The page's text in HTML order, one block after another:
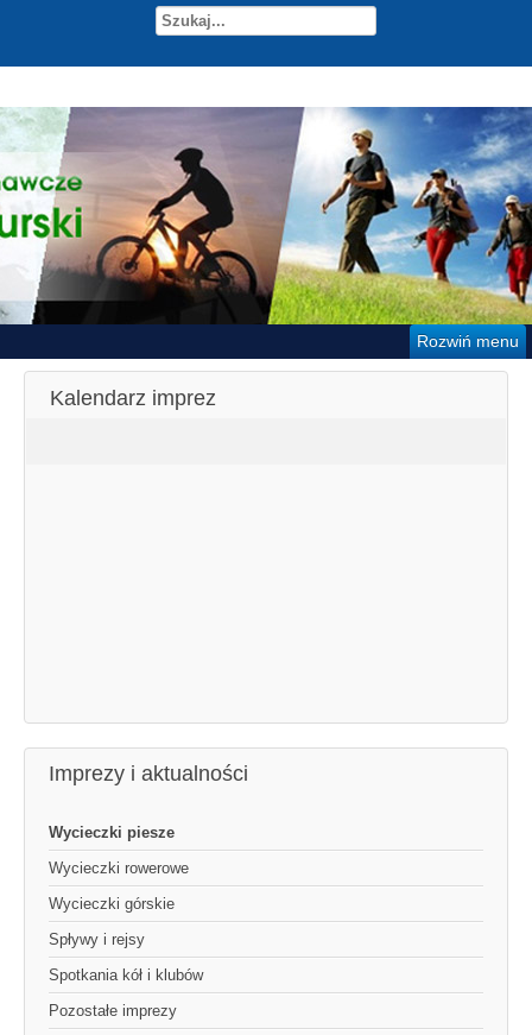
Rozwiń menu
Kalendarz imprez
Imprezy i aktualności
Wycieczki piesze
Wycieczki rowerowe
Wycieczki górskie
Spływy i rejsy
Spotkania kół i klubów
Pozostałe imprezy